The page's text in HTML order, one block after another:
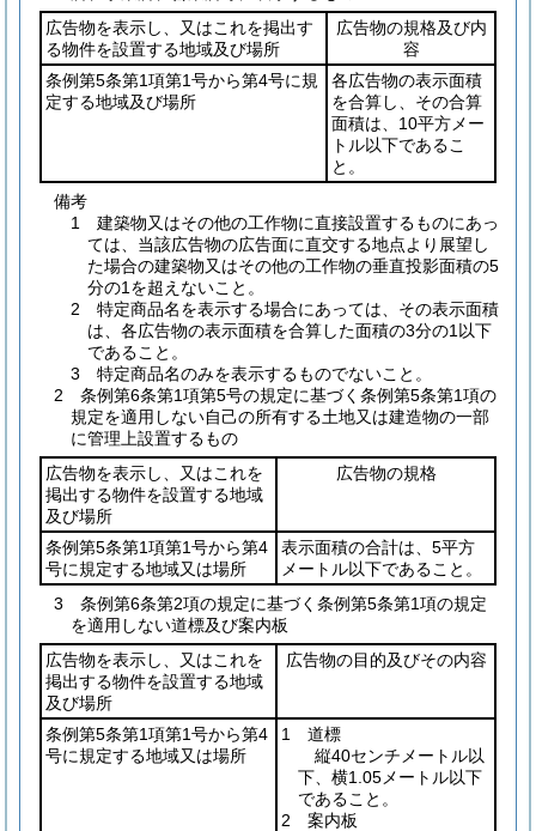
広告物を表示し、又はこれを掲出す
る物件を設置する地域及び場所
広告物の規格及び内
容
条例第5条第1項第1号から第4号に規
定する地域及び場所
各広告物の表示面積
を合算し、その合算
面積は、10平方メー
トル以下であるこ
と。
備考
1 建築物又はその他の工作物に直接設置するものにあっ
ては、当該広告物の広告面に直交する地点より展望し
た場合の建築物又はその他の工作物の垂直投影面積の5
分の1を超えないこと。
2 特定商品名を表示する場合にあっては、その表示面積
は、各広告物の表示面積を合算した面積の3分の1以下
であること。
3 特定商品名のみを表示するものでないこと。
2 条例第6条第1項第5号の規定に基づく条例第5条第1項の
規定を適用しない自己の所有する土地又は建造物の一部
に管理上設置するもの
広告物を表示し、又はこれを
掲出する物件を設置する地域
及び場所
広告物の規格
条例第5条第1項第1号から第4
号に規定する地域又は場所
表示面積の合計は、5平方
メートル以下であること。
3 条例第6条第2項の規定に基づく条例第5条第1項の規定
を適用しない道標及び案内板
広告物を表示し、又はこれを
掲出する物件を設置する地域
及び場所
広告物の目的及びその内容
条例第5条第1項第1号から第4
号に規定する地域又は場所
1 道標
縦40センチメートル以
下、横1.05メートル以下
であること。
2 案内板